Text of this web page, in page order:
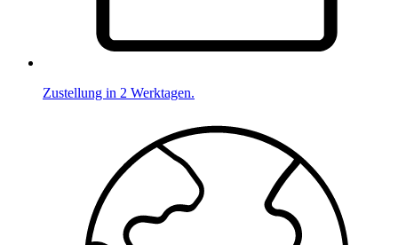
Zustellung in 2 Werktagen.